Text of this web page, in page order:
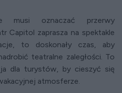
musi oznaczać przerwy
Capitol zaprasza na spektakle
to doskonały czas, aby
teatralne zaległości. To
dla turystów, by cieszyć się
atmosferze.